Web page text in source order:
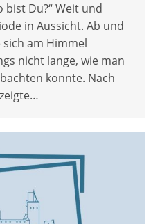
bist Du?“ Weit und
in Aussicht. Ab und
am Himmel
nicht lange, wie man
konnte. Nach